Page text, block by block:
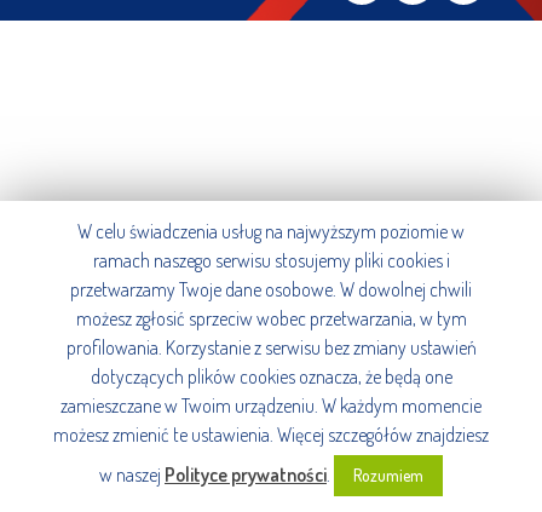
W celu świadczenia usług na najwyższym poziomie w
ramach naszego serwisu stosujemy pliki cookies i
przetwarzamy Twoje dane osobowe. W dowolnej chwili
możesz zgłosić sprzeciw wobec przetwarzania, w tym
profilowania. Korzystanie z serwisu bez zmiany ustawień
dotyczących plików cookies oznacza, że będą one
zamieszczane w Twoim urządzeniu. W każdym momencie
możesz zmienić te ustawienia. Więcej szczegółów znajdziesz
w naszej Polityce prywatności. Rozumiem